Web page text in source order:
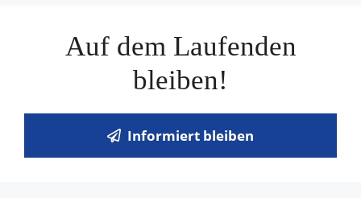
Auf dem Laufenden
bleiben!
Informiert bleiben